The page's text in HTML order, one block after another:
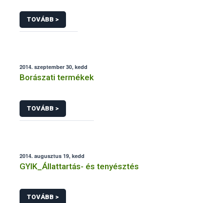
TOVÁBB >
2014. szeptember 30, kedd
Borászati termékek
TOVÁBB >
2014. augusztus 19, kedd
GYIK_Állattartás- és tenyésztés
TOVÁBB >